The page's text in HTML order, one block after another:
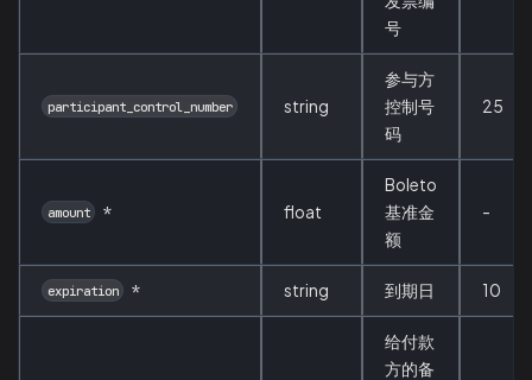
号
participant_control_number string
参与方
控制号
码
25
amount * float
Boleto
基准金
额
-
expiration * string 到期日 10
给付款
方的备